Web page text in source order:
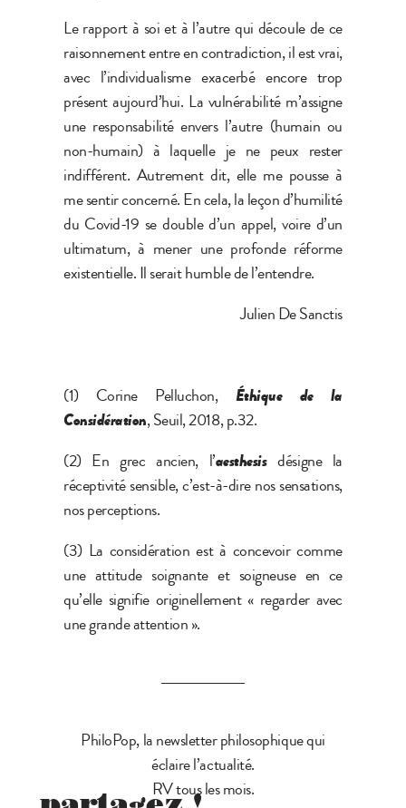
Le rapport à soi et à l’autre qui découle de ce
raisonnement entre en contradiction, il est vrai,
avec l’individualisme exacerbé encore trop
présent aujourd’hui. La vulnérabilité m’assigne
une responsabilité envers l’autre (humain ou
non-humain) à laquelle je ne peux rester
indifférent. Autrement dit, elle me pousse à
me sentir concerné. En cela, la leçon d’humilité
du Covid-19 se double d’un appel, voire d’un
ultimatum, à mener une profonde réforme
existentielle. Il serait humble de l’entendre.
Julien De Sanctis
(1) Corine Pelluchon, Éthique de la
Considération, Seuil, 2018, p.32.
(2) En grec ancien, l’aesthesisdésigne la
réceptivité sensible, c’est-à-dire nos sensations,
nos perceptions.
(3) La considération est à concevoir comme
une attitude soignante et soigneuse en ce
qu’elle signifie originellement « regarder avec
une grande attention ».
PhiloPop, la newsletter philosophique qui
éclaire l’actualité.
RV tous les mois.